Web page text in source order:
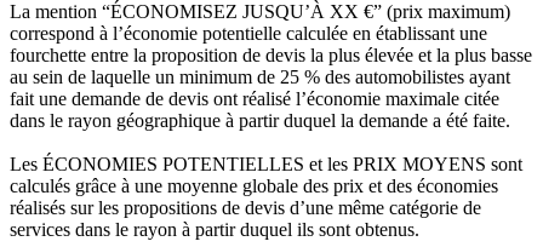
La mention “ÉCONOMISEZ JUSQU’À XX €” (prix maximum)
correspond à l’économie potentielle calculée en établissant une
fourchette entre la proposition de devis la plus élevée et la plus basse
au sein de laquelle un minimum de 25 % des automobilistes ayant
fait une demande de devis ont réalisé l’économie maximale citée
dans le rayon géographique à partir duquel la demande a été faite.
Les ÉCONOMIES POTENTIELLES et les PRIX MOYENS sont
calculés grâce à une moyenne globale des prix et des économies
réalisés sur les propositions de devis d’une même catégorie de
services dans le rayon à partir duquel ils sont obtenus.